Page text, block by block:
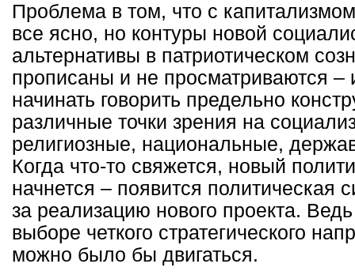
Проблема в том, что с
все ясно, но контуры новой
альтернативы в патриотическом
прописаны и не просматриваются –
начинать говорить предельно
различные точки зрения на
религиозные, национальные,
Когда что-то свяжется, новый
начнется – появится политическая
за реализацию нового проекта.
выборе четкого стратегического
можно было бы двигаться.